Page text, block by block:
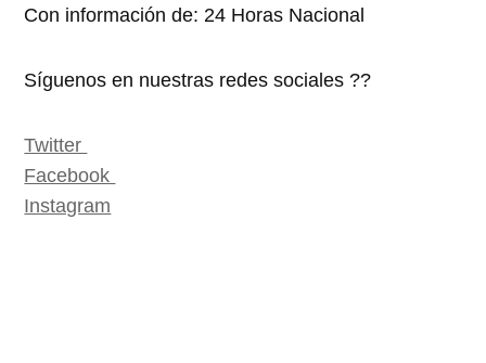
Con información de: 24 Horas Nacional
Síguenos en nuestras redes sociales ??
Twitter
Facebook
Instagram